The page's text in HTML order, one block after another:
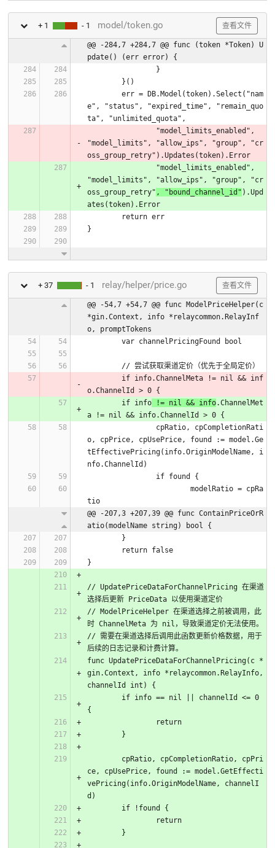
+ 1 - 1 model/token.go 查看文件
@@ -284,7 +284,7 @@ func (token *Token) U
pdate() (err error) {
		}
	}()
e", "status", "expired_time", "remain_quo
ta", "unlimited_quota",
"model_limits", "allow_ips", "group", "cr
oss_group_retry").Updates(token).Error
"model_limits", "allow_ips", "group", "cr
oss_group_retry" , "bound_channel_id" ).Upd
ates(token).Error
	return err
}
+ 37 - 1 relay/helper/price.go 查看文件
@@ -54,7 +54,7 @@ func ModelPriceHelper(c
*gin.Context, info *relaycommon.RelayInf
o, promptTokens
	var channelPricingFound bool
	// 尝试获取渠道定价（优先于全局定价）
o.ChannelId > 0 {
	if info
!= nil && info.ChannelMet
a != nil && info.ChannelId > 0 {
o, cpPrice, cpUsePrice, found := model.Ge
tEffectivePricing(info.OriginModelName, i
nfo.ChannelId)
		if found {
tio
@@ -207,3 +207,39 @@ func ContainPriceOrR
atio(modelName string) bool {
	}
	return false
}
// UpdatePriceDataForChannelPricing 在渠道
选择后更新 PriceData 以使用渠道定价
// ModelPriceHelper 在渠道选择之前被调用，此
时 ChannelMeta 为 nil，导致渠道定价无法使用。
// 需要在渠道选择后调用此函数更新价格数据，用于
后续的日志记录和计费计算。
func UpdatePriceDataForChannelPricing(c *
gin.Context, info *relaycommon.RelayInfo,
channelId int) {
{
		return
	}
ce, cpUsePrice, found := model.GetEffecti
vePricing(info.OriginModelName, channelI
d)
	if !found {
		return
	}